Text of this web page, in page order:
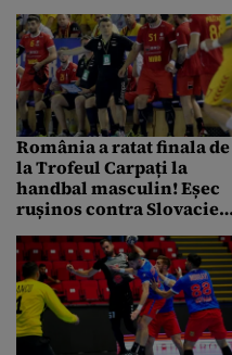
România a ratat finala de
la Trofeul Carpați la
handbal masculin! Eșec
rușinos contra Slovaciei.
trofeu